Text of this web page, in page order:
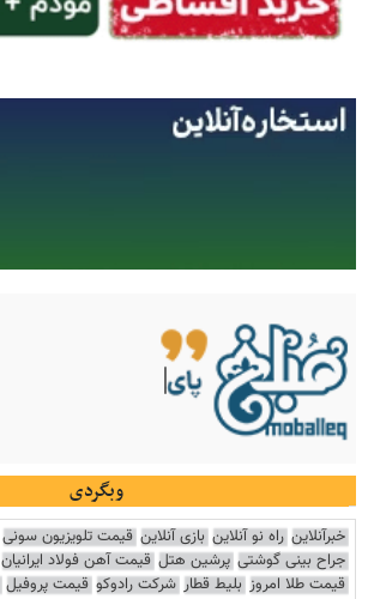
وبگردی
خبرآنلاین راه نو آنلاین بازی آنلاین قیمت تلویزیون سونی
جراح بینی گوشتی پرشین هتل قیمت آهن فولاد ایرانیان
قیمت طلا امروز بلیط قطار شرکت رادوکو قیمت پروفیل